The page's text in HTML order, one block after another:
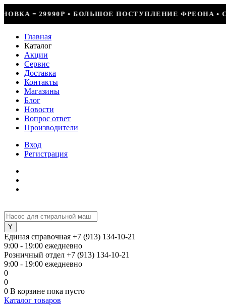
ПОСТУПЛЕНИЕ ФРЕОНА • СКИДКИ ДО 50% НА
Главная
Каталог
Акции
Сервис
Доставка
Контакты
Магазины
Блог
Новости
Вопрос ответ
Производители
Вход
Регистрация
Единая справочная +7 (913) 134-10-21
9:00 - 19:00 ежедневно
Розничный отдел +7 (913) 134-10-21
9:00 - 19:00 ежедневно
0
0
0 В корзине пока пусто
Каталог товаров